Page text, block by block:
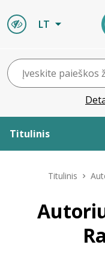
LT
Titulinis
Leidiniai
Titulinis